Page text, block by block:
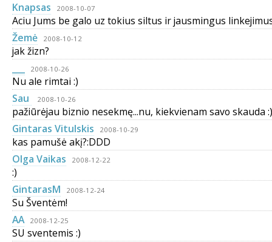
Knapsas
2008-10-07
Aciu Jums be galo uz tokius siltus ir jausmingus
Žemė
2008-10-12
jak žizn?
2008-10-26
Nu ale rimtai :)
Sau
2008-10-26
pažiūrėjau biznio nesekmę...nu, kiekvienam savo skauda
Gintaras Vitulskis
2008-10-29
kas pamušė akį?:DDD
Olga Vaikas
2008-12-22
:)
GintarasM
2008-12-24
Su Šventėm!
AA
2008-12-25
SU sventemis :)